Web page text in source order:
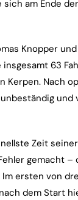
am Ende
Knopper
63
Kerpen. Nach
Zeit
gemacht
ersten von
dem Start